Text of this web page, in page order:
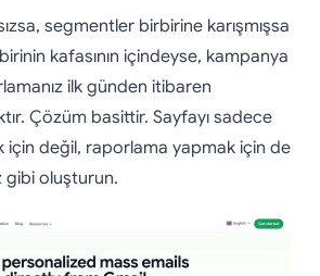
segmentler birbirine karışmışsa
kafasının içindeyse, kampanya
ilk günden itibaren
Çözüm basittir. Sayfayı sadece
değil, raporlama yapmak için de
gibi oluşturun.